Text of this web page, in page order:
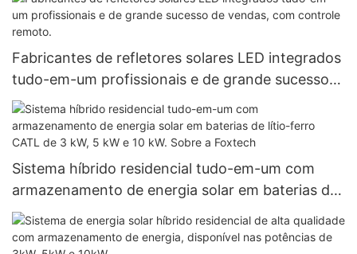
Fabricantes de refletores solares LED integrados
tudo-em-um profissionais e de grande sucesso
de vendas, com controle remoto.
Sistema híbrido residencial tudo-em-um com
armazenamento de energia solar em baterias de
lítio-ferro CATL de 3 kW, 5 kW e 10 kW. Sobre a
Foxtech